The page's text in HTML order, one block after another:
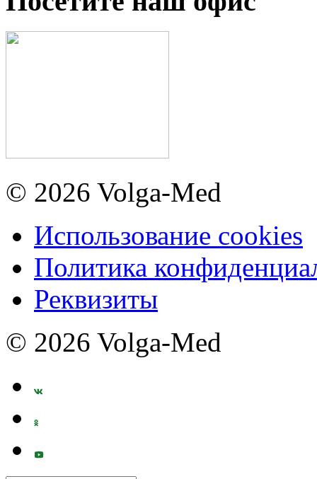
© 2026 Volga-Med
Использование cookies
Политика
Реквизиты
© 2026 Volga-Med